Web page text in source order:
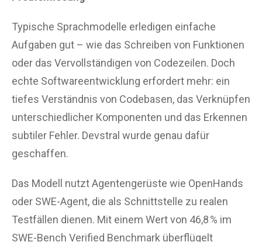
Typische Sprachmodelle erledigen einfache
Aufgaben gut – wie das Schreiben von Funktionen
oder das Vervollständigen von Codezeilen. Doch
echte Softwareentwicklung erfordert mehr: ein
tiefes Verständnis von Codebasen, das Verknüpfen
unterschiedlicher Komponenten und das Erkennen
subtiler Fehler. Devstral wurde genau dafür
geschaffen.
Das Modell nutzt Agentengerüste wie OpenHands
oder SWE-Agent, die als Schnittstelle zu realen
Testfällen dienen. Mit einem Wert von 46,8 % im
SWE-Bench Verified Benchmark überflügelt